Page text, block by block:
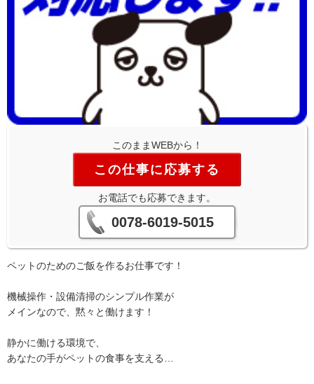
このままWEBから！
この仕事に応募する
お電話でも応募できます。
0078-6019-5015
ペットのためのご飯を作るお仕事です！
機械操作・設備清掃のシンプル作業が
メインなので、黙々と働けます！
静かに働ける環境で、
あなたの手がペットの食事を支える…